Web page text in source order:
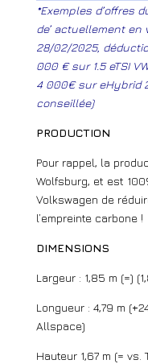
*Exemples d’offres
de’ actuellement en
28/02/2025,
000 € sur 1.5 eTSI
4 000€ sur eHybrid
conseillée)
PRODUCTION
Pour rappel, la
Wolfsburg, et est
Volkswagen de
l’empreinte carbone !
DIMENSIONS
Largeur : 1,85 m (=)
Longueur : 4,79 m
Allspace)
Hauteur 1,67 m (=